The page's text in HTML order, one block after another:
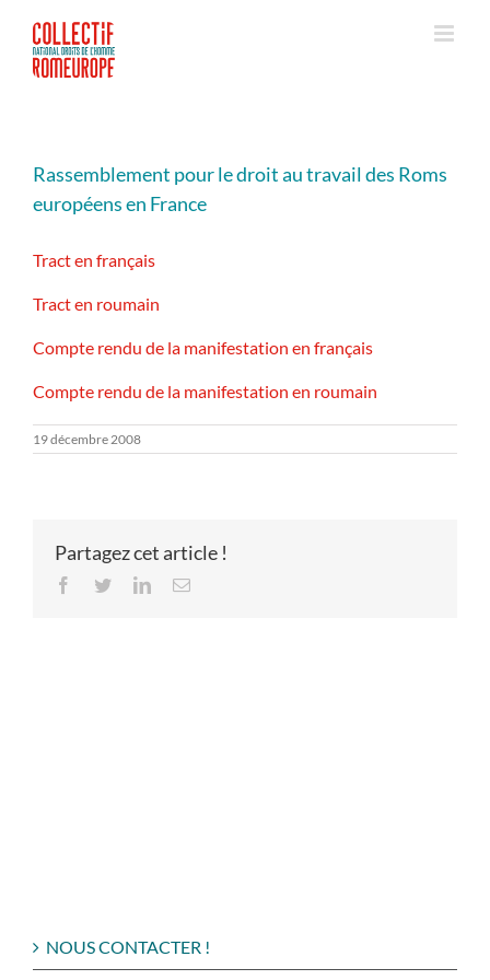
contenu
Rassemblement pour le droit au travail des Roms
européens en France
Tract en français
Tract en roumain
Compte rendu de la manifestation en français
Compte rendu de la manifestation en roumain
19 décembre 2008
Partagez cet article !
Facebook
TwitterLinkedInEmail
NOUS CONTACTER !